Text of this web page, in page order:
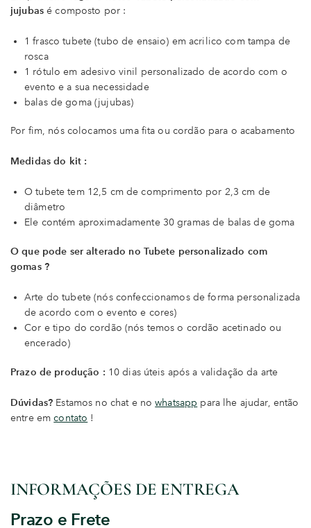
jujubasé composto por :
1 frasco tubete (tubo de ensaio) em acrilico com tampa de
rosca
1 rótulo em adesivo vinil personalizado de acordo com o
evento e a sua necessidade
balas de goma (jujubas)
Por fim, nós colocamos uma fita ou cordão para o acabamento
Medidas do kit :
O tubete tem 12,5 cm de comprimento por 2,3 cm de
diâmetro
Ele contém aproximadamente 30 gramas de balas de goma
O que pode ser alterado no Tubete personalizado com
gomas ?
Arte do tubete (nós confeccionamos de forma personalizada
de acordo com o evento e cores)
Cor e tipo do cordão (nós temos o cordão acetinado ou
encerado)
Prazo de produção : 10 dias úteis após a validação da arte
Dúvidas? Estamos no chat e nowhatsapp para lhe ajudar, então
entre emcontato !
INFORMAÇÕES DE ENTREGA
Prazo e Frete